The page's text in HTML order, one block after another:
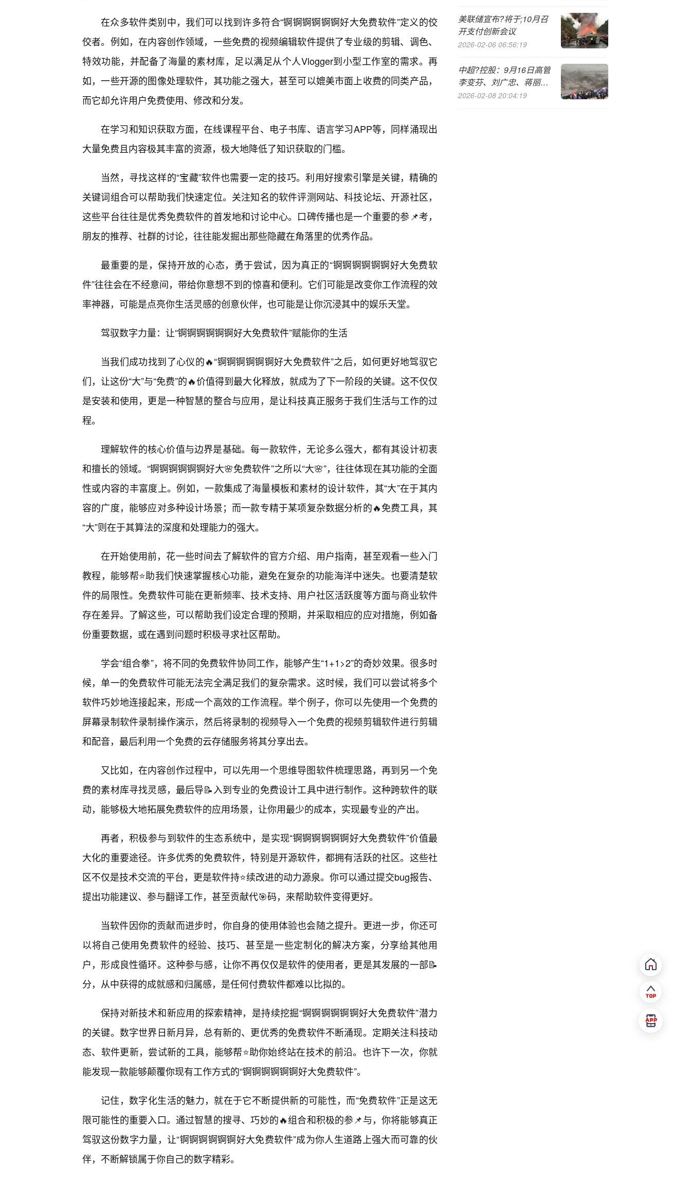
在众多软件类别中，我们可以找到许多符合“锕锕锕锕锕锕好大免费软件”定义的佼
佼者。例如，在内容创作领域，一些免费的视频编辑软件提供了专业级的剪辑、调色、
特效功能，并配备了海量的素材库，足以满足从个人Vlogger到小型工作室的需求。再
如，一些开源的图像处理软件，其功能之强大，甚至可以媲美市面上收费的同类产品，
而它却允许用户免费使用、修改和分发。
在学习和知识获取方面，在线课程平台、电子书库、语言学习APP等，同样涌现出
大量免费且内容极其丰富的资源，极大地降低了知识获取的门槛。
当然，寻找这样的“宝藏”软件也需要一定的技巧。利用好搜索引擎是关键，精确的
关键词组合可以帮助我们快速定位。关注知名的软件评测网站、科技论坛、开源社区，
这些平台往往是优秀免费软件的首发地和讨论中心。口碑传播也是一个重要的参📌考，
朋友的推荐、社群的讨论，往往能发掘出那些隐藏在角落里的优秀作品。
最重要的是，保持开放的心态，勇于尝试，因为真正的“锕锕锕锕锕锕好大免费软
件”往往会在不经意间，带给你意想不到的惊喜和便利。它们可能是改变你工作流程的效
率神器，可能是点亮你生活灵感的创意伙伴，也可能是让你沉浸其中的娱乐天堂。
驾驭数字力量：让“锕锕锕锕锕锕好大免费软件”赋能你的生活
当我们成功找到了心仪的🔥“锕锕锕锕锕锕好大免费软件”之后，如何更好地驾驭它
们，让这份“大”与“免费”的🔥价值得到最大化释放，就成为了下一阶段的关键。这不仅仅
是安装和使用，更是一种智慧的整合与应用，是让科技真正服务于我们生活与工作的过
程。
理解软件的核心价值与边界是基础。每一款软件，无论多么强大，都有其设计初衷
和擅长的领域。“锕锕锕锕锕锕好大🌸免费软件”之所以“大🌸”，往往体现在其功能的全面
性或内容的丰富度上。例如，一款集成了海量模板和素材的设计软件，其“大”在于其内
容的广度，能够应对多种设计场景；而一款专精于某项复杂数据分析的🔥免费工具，其
“大”则在于其算法的深度和处理能力的强大。
在开始使用前，花一些时间去了解软件的官方介绍、用户指南，甚至观看一些入门
教程，能够帮⭐助我们快速掌握核心功能，避免在复杂的功能海洋中迷失。也要清楚软
件的局限性。免费软件可能在更新频率、技术支持、用户社区活跃度等方面与商业软件
存在差异。了解这些，可以帮助我们设定合理的预期，并采取相应的应对措施，例如备
份重要数据，或在遇到问题时积极寻求社区帮助。
学会“组合拳”，将不同的免费软件协同工作，能够产生“1+1>2”的奇妙效果。很多时
候，单一的免费软件可能无法完全满足我们的复杂需求。这时候，我们可以尝试将多个
软件巧妙地连接起来，形成一个高效的工作流程。举个例子，你可以先使用一个免费的
屏幕录制软件录制操作演示，然后将录制的视频导入一个免费的视频剪辑软件进行剪辑
和配音，最后利用一个免费的云存储服务将其分享出去。
又比如，在内容创作过程中，可以先用一个思维导图软件梳理思路，再到另一个免
费的素材库寻找灵感，最后导📝入到专业的免费设计工具中进行制作。这种跨软件的联
动，能够极大地拓展免费软件的应用场景，让你用最少的成本，实现最专业的产出。
再者，积极参与到软件的生态系统中，是实现“锕锕锕锕锕锕好大免费软件”价值最
大化的重要途径。许多优秀的免费软件，特别是开源软件，都拥有活跃的社区。这些社
区不仅是技术交流的平台，更是软件持⭐续改进的动力源泉。你可以通过提交bug报告、
提出功能建议、参与翻译工作，甚至贡献代🎯码，来帮助软件变得更好。
当软件因你的贡献而进步时，你自身的使用体验也会随之提升。更进一步，你还可
以将自己使用免费软件的经验、技巧、甚至是一些定制化的解决方案，分享给其他用
户，形成良性循环。这种参与感，让你不再仅仅是软件的使用者，更是其发展的一部📝
分，从中获得的成就感和归属感，是任何付费软件都难以比拟的。
保持对新技术和新应用的探索精神，是持续挖掘“锕锕锕锕锕锕好大免费软件”潜力
的关键。数字世界日新月异，总有新的、更优秀的免费软件不断涌现。定期关注科技动
态、软件更新，尝试新的工具，能够帮⭐助你始终站在技术的前沿。也许下一次，你就
能发现一款能够颠覆你现有工作方式的“锕锕锕锕锕锕好大免费软件”。
记住，数字化生活的魅力，就在于它不断提供新的可能性，而“免费软件”正是这无
限可能性的重要入口。通过智慧的搜寻、巧妙的🔥组合和积极的参📌与，你将能够真正
驾驭这份数字力量，让“锕锕锕锕锕锕好大免费软件”成为你人生道路上强大而可靠的伙
伴，不断解锁属于你自己的数字精彩。
美联储宣布?将于;10月召
开支付创新会议
2026-02-06 06:56:19
中超?控股：9月16日高管
李变芬、刘广忠、蒋丽
隽、赵汉军、王智平减持
2026-02-08 20:04:19